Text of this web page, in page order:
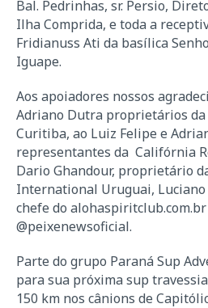
Bal. Pedrinhas, sr. Persio,
Ilha Comprida, e toda a
Fridianuss Ati da basílica
Iguape.
Aos apoiadores nossos
Adriano Dutra proprietários
Curitiba, ao Luiz Felipe e
representantes da Califórnia
Dario Ghandour, proprietário
International Uruguai,
chefe do
@peixenewsoficial.
Parte do grupo Paraná Sup
para sua próxima sup
150 km nos cânions de